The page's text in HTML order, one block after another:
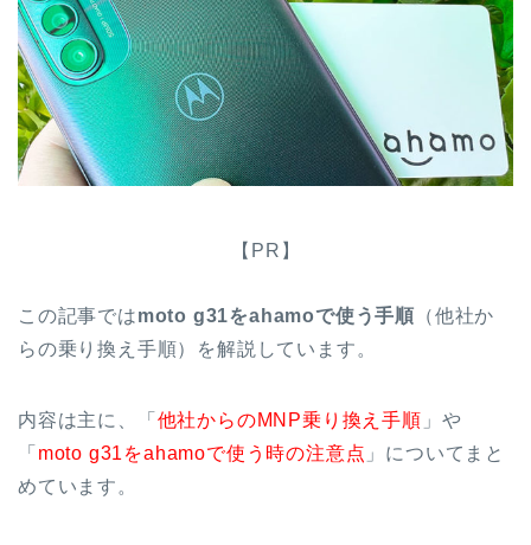
【PR】
この記事ではmoto g31をahamoで使う手順 （他社か
らの乗り換え手順）を解説しています。
内容は主に、「 他社からのMNP乗り換え手順 」や
「 moto g31をahamoで使う時の注意点 」についてまと
めています。